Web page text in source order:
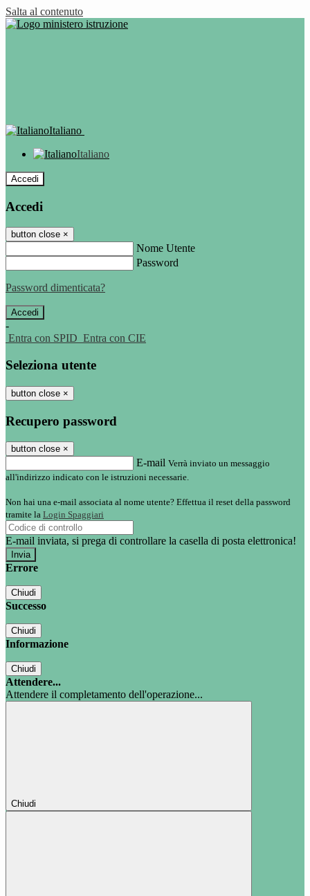
Salta al contenuto
Italiano
Italiano
Accedi
Accedi
button close ×
Nome Utente
Password
Password dimenticata?
-
Entra con SPID Entra con CIE
Seleziona utente
button close ×
Recupero password
button close ×
E-mail Verrà inviato un messaggio
all'indirizzo indicato con le istruzioni necessarie.
Non hai una e-mail associata al nome utente? Effettua il reset della password
tramite la Login Spaggiari
E-mail inviata, si prega di controllare la casella di posta elettronica!
Errore
Chiudi
Successo
Chiudi
Informazione
Chiudi
Attendere...
Attendere il completamento dell'operazione...
Chiudi